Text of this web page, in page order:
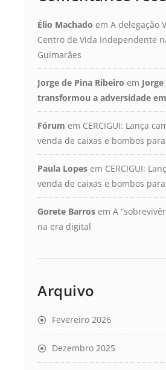
Élio Machado em A delegação
Centro de Vida Independente
Guimarães
Jorge de Pina Ribeiro em
transformou a adversidade
Fórum em CERCIGUI: Lança
venda de caixas e bombos
Paula Lopes em CERCIGUI:
venda de caixas e bombos
Gorete Barros em A
na era digital
Arquivo
Fevereiro 2026
Dezembro 2025